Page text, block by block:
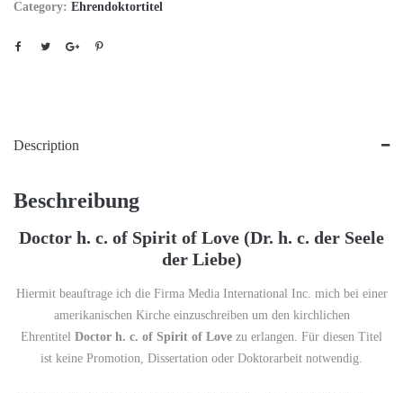
Category: Ehrendoktortitel
Description
Beschreibung
Doctor h. c. of Spirit of Love (Dr. h. c. der Seele
der Liebe)
Hiermit beauftrage ich die Firma Media International Inc. mich bei einer
amerikanischen Kirche einzuschreiben um den kirchlichen
Ehrentitel Doctor h. c. of Spirit of Love zu erlangen. Für diesen Titel
ist keine Promotion, Dissertation oder Doktorarbeit notwendig.